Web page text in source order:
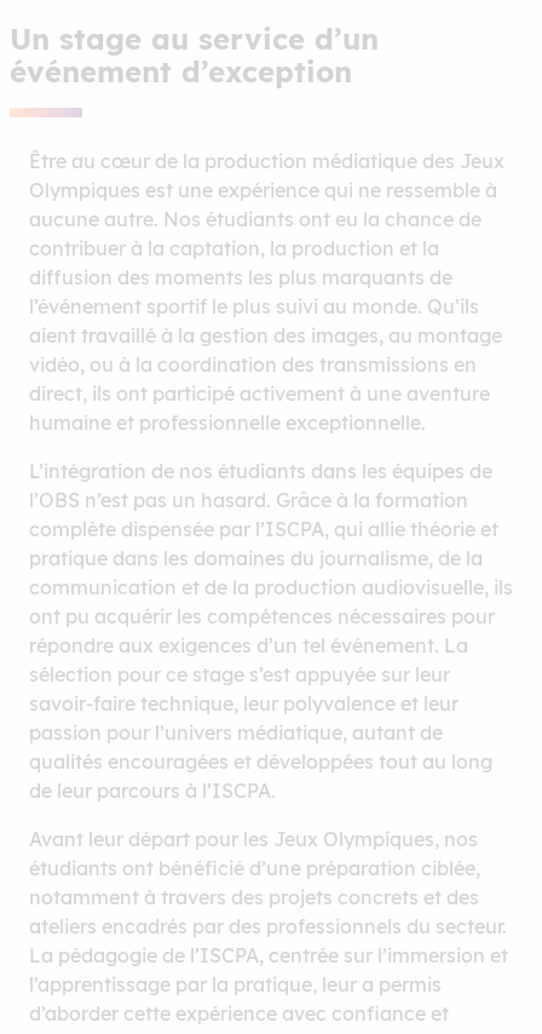
Un stage au service d’un
événement d’exception
Être au cœur de la production médiatique des Jeux
Olympiques est une expérience qui ne ressemble à
aucune autre. Nos étudiants ont eu la chance de
contribuer à la captation, la production et la
diffusion des moments les plus marquants de
l’événement sportif le plus suivi au monde. Qu’ils
aient travaillé à la gestion des images, au montage
vidéo, ou à la coordination des transmissions en
direct, ils ont participé activement à une aventure
humaine et professionnelle exceptionnelle.
L’intégration de nos étudiants dans les équipes de
l’OBS n’est pas un hasard. Grâce à la formation
complète dispensée par l’ISCPA, qui allie théorie et
pratique dans les domaines du journalisme, de la
communication et de la production audiovisuelle, ils
ont pu acquérir les compétences nécessaires pour
répondre aux exigences d’un tel événement. La
sélection pour ce stage s’est appuyée sur leur
savoir-faire technique, leur polyvalence et leur
passion pour l’univers médiatique, autant de
qualités encouragées et développées tout au long
de leur parcours à l’ISCPA.
Avant leur départ pour les Jeux Olympiques, nos
étudiants ont bénéficié d’une préparation ciblée,
notamment à travers des projets concrets et des
ateliers encadrés par des professionnels du secteur.
La pédagogie de l’ISCPA, centrée sur l’immersion et
l’apprentissage par la pratique, leur a permis
d’aborder cette expérience avec confiance et